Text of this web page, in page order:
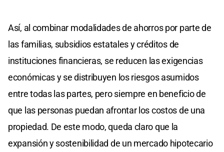
Así, al combinar modalidades de ahorros por parte de
las familias, subsidios estatales y créditos de
instituciones financieras, se reducen las exigencias
económicas y se distribuyen los riesgos asumidos
entre todas las partes, pero siempre en beneficio de
que las personas puedan afrontar los costos de una
propiedad. De este modo, queda claro que la
expansión y sostenibilidad de un mercado hipotecario